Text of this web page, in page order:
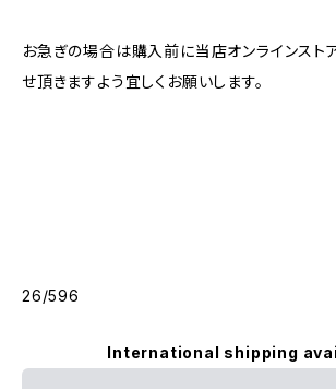
お急ぎの場合は購入前に当店オンラインスト
せ頂きますよう宜しくお願いします。
26/596
International shipping